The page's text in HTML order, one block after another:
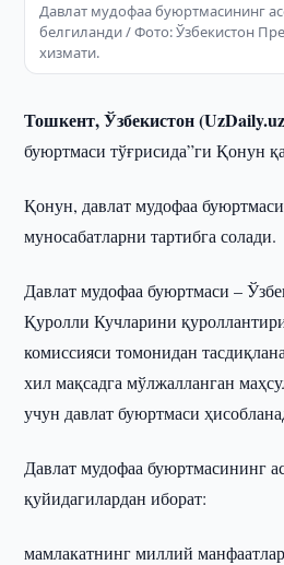
Давлат мудофаа буюртмасининг
белгиланди / Фото: Ўзбекистон
хизмати.
Тошкент, Ўзбекистон
буюртмаси тўғрисида”ги Қонун
Қонун, давлат мудофаа
муносабатларни тартибга солади.
Давлат мудофаа буюртмаси –
Қуролли Кучларини
комиссияси томонидан
хил мақсадга мўлжалланган
учун давлат буюртмаси
Давлат мудофаа буюртмасининг
қуйидагилардан иборат:
мамлакатнинг миллий